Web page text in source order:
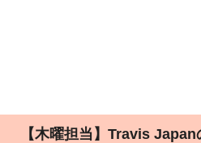
【木曜担当】Travis